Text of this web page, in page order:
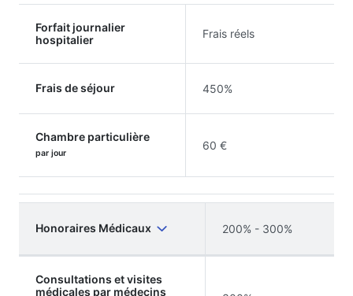
Forfait journalier
hospitalier
Frais réels
Frais de séjour 450%
Chambre particulière
par jour
60 €
Honoraires Médicaux 200% - 300%
Consultations et visites
médicales par médecins